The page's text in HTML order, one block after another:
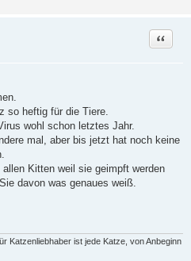
Zitat
so heftig für die Tiere.
wohl schon letztes Jahr.
mal, aber bis jetzt hat noch keine
Kitten weil sie geimpft werden
davon was genaues weiß.
Katzenliebhaber ist jede Katze, von Anbeginn